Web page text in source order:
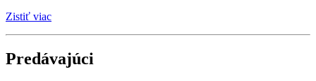
Zistiť viac
Predávajúci